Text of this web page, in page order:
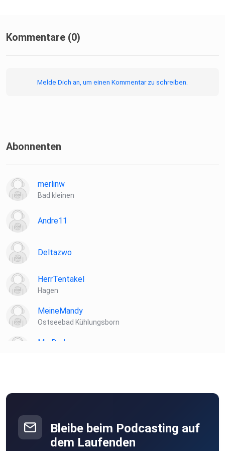
Kommentare (0)
Melde Dich an, um einen Kommentar zu schreiben.
Abonnenten
merlinw
Bad kleinen
Andre11
Deltazwo
HerrTentakel
Hagen
MeineMandy
Ostseebad Kühlungsborn
MrsDude
Waldböckelheim
Kerstin65
Berlin
Bleibe beim Podcasting auf
dem Laufenden